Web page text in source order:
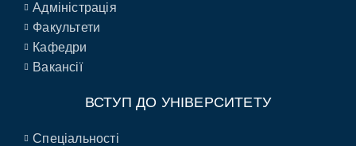
Адміністрація
Факультети
Кафедри
Вакансії
ВСТУП ДО УНІВЕРСИТЕТУ
Спеціальності